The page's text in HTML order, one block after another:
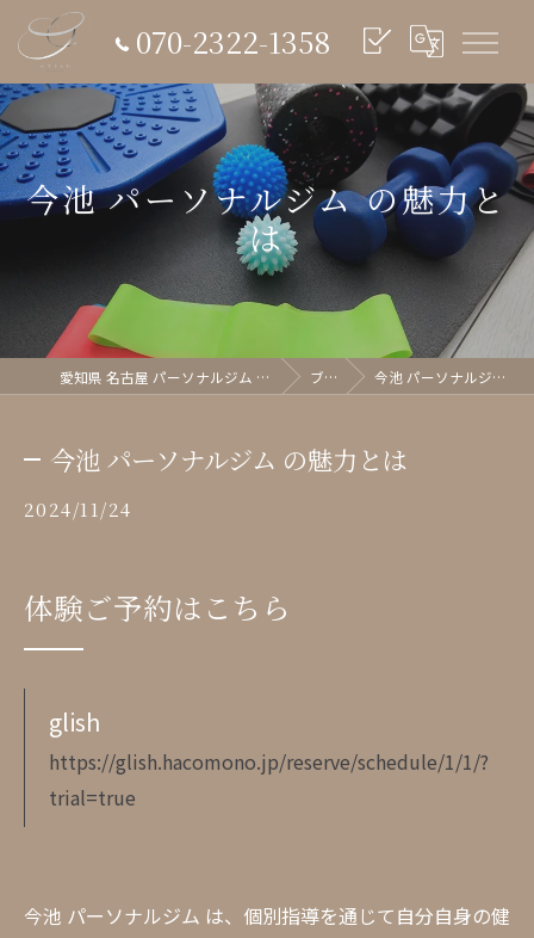
070-2322-1358
今池 パーソナルジム の魅力と
は
愛知県 名古屋 パーソナルジム glish《グリッシュ》 ブログ 今池 パーソナルジム の魅力とは
今池 パーソナルジム の魅力とは
2024/11/24
体験ご予約はこちら
glish
https://glish.hacomono.jp/reserve/schedule/1/1/?
trial=true
今池 パーソナルジム は、個別指導を通じて自分自身の健